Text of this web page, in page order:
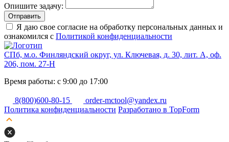
Опишите задачу:
Отправить
Я даю свое согласие на обработку персональных данных и
ознакомился с Политикой конфиденциальности
СПб, м.о. Финляндский округ, ул. Ключевая, д. 30, лит. А, оф.
206, пом. 27-Н
Время работы: с 9:00 до 17:00
8(800)600-80-15
order-mctool@yandex.ru
Политика конфиденциальности Разработано в TopForm